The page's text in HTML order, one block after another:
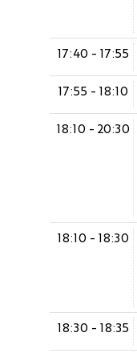
17:40 - 17:55
17:55 - 18:10
18:10 - 20:30
18:10 - 18:30
18:30 - 18:35